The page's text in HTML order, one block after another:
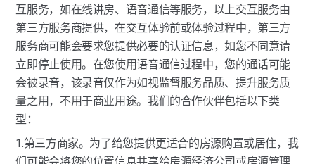
互服务，如在线讲房、语音通信等服务，以上交互服务由
第三方服务商提供，在交互体验前或体验过程中，第三方
服务商可能会要求您提供必要的认证信息，如您不同意请
立即停止使用。在您使用语音通信过程中，您的通话可能
会被录音，该录音仅作为如视监督服务品质、提升服务质
量之用，不用于商业用途。我们的合作伙伴包括以下类
型：
1.第三方商家。为了给您提供更适合的房源购置或居住，我
们可能会将您的位置信息共享给房源经济公司或房源管理